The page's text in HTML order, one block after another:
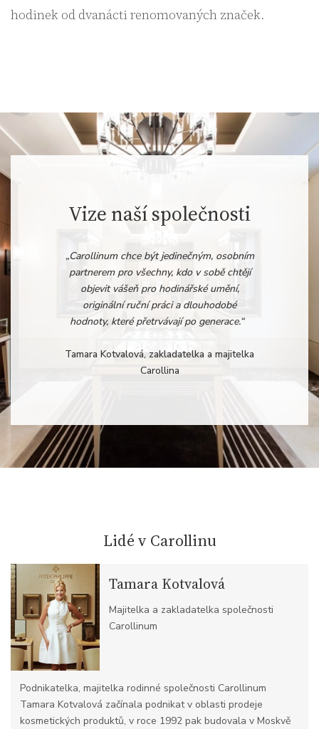
hodinek od dvanácti renomovaných značek.
Vize naší společnosti
„Carollinum chce být jedinečným, osobním
partnerem pro všechny, kdo v sobě chtějí
objevit vášeň pro hodinářské umění,
originální ruční práci a dlouhodobé
hodnoty, které přetrvávají po generace.“
Tamara Kotvalová, zakladatelka a majitelka
Carollina
Lidé v Carollinu
Tamara Kotvalová
Majitelka a zakladatelka společnosti
Carollinum
Podnikatelka, majitelka rodinné společnosti Carollinum
Tamara Kotvalová začínala podnikat v oblasti prodeje
kosmetických produktů, v roce 1992 pak budovala v Moskvě